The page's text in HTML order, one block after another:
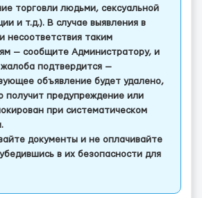
торговли людьми, сексуальной
и т.д.). В случае выявления в
несоответствия таким
— сообщите Администратору, и
подтвердится —
объявление будет удалено,
получит предупреждение или
при систематическом
документы и не оплачивайте
в их безопасности для